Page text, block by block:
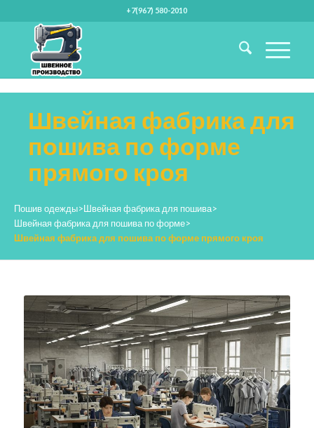
+7(967) 580-2010
Швейная фабрика для
пошива по форме
прямого кроя
Пошив одежды>Швейная фабрика для пошива>
Швейная фабрика для пошива по форме>
Швейная фабрика для пошива по форме прямого кроя